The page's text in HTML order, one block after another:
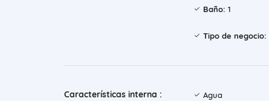
Baño: 1
Tipo de negocio:
Características interna : Agua